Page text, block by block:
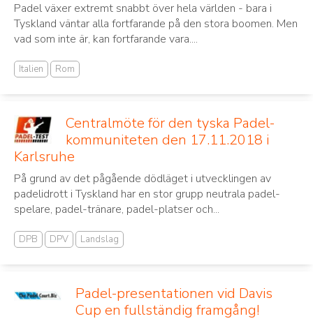
Padel växer extremt snabbt över hela världen - bara i
Tyskland väntar alla fortfarande på den stora boomen. Men
vad som inte är, kan fortfarande vara....
Italien Rom
Centralmöte för den tyska Padel-
kommuniteten den 17.11.2018 i
Karlsruhe
På grund av det pågående dödläget i utvecklingen av
padelidrott i Tyskland har en stor grupp neutrala padel-
spelare, padel-tränare, padel-platser och...
DPB DPV Landslag
Padel-presentationen vid Davis
Cup en fullständig framgång!